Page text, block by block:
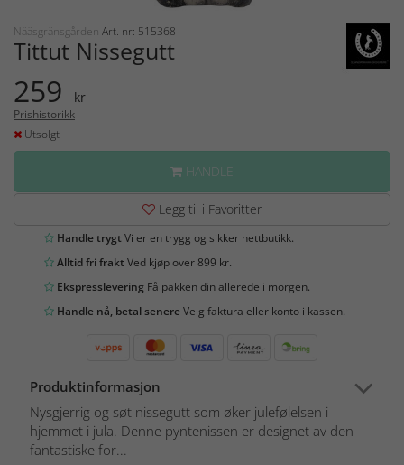
Nääsgränsgården Art. nr: 515368
Tittut Nissegutt
259 kr
Prishistorikk
Utsolgt
HANDLE
Legg til i Favoritter
Handle trygtVi er en trygg og sikker nettbutikk.
Alltid fri fraktVed kjøp over 899 kr.
Ekspresslevering Få pakken din allerede i morgen.
Handle nå, betal senereVelg faktura eller konto i kassen.
Produktinformasjon
Nysgjerrig og søt nissegutt som øker julefølelsen i
hjemmet i jula. Denne pyntenissen er designet av den
fantastiske for...